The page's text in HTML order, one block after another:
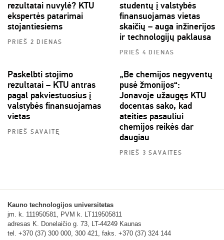
rezultatai nuvylė? KTU
ekspertės patarimai
stojantiesiems
PRIEŠ 2 DIENAS
studentų į valstybės
finansuojamas vietas
skaičių – auga inžinerijos
ir technologijų paklausa
PRIEŠ 4 DIENAS
Paskelbti stojimo
rezultatai – KTU antras
pagal pakviestuosius į
valstybės finansuojamas
vietas
PRIEŠ SAVAITĘ
„Be chemijos negyventų
pusė žmonijos“:
Jonavoje užaugęs KTU
docentas sako, kad
ateities pasauliui
chemijos reikės dar
daugiau
PRIEŠ 3 SAVAITES
Kauno technologijos universitetas
įm. k. 111950581, PVM k. LT119505811
adresas K. Donelaičio g. 73, LT-44249 Kaunas
tel. +370 (37) 300 000, 300 421, faks. +370 (37) 324 144